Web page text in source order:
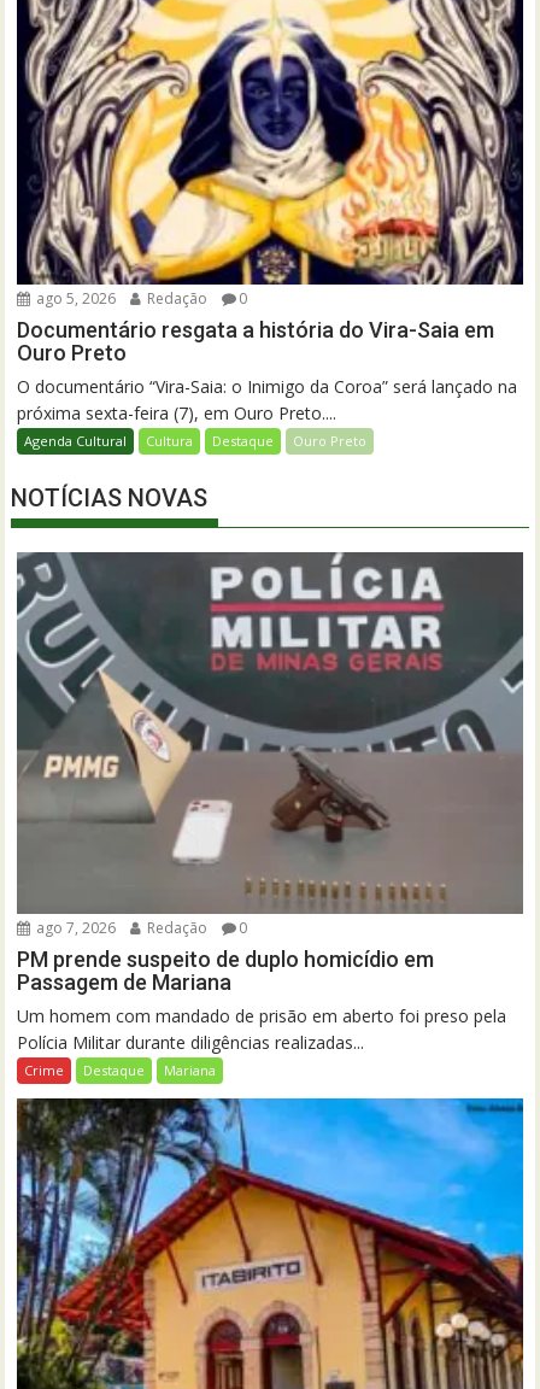
ago 5, 2026 Redação 0
Documentário resgata a história do Vira-Saia em
Ouro Preto
O documentário “Vira-Saia: o Inimigo da Coroa” será lançado na
próxima sexta-feira (7), em Ouro Preto....
Agenda Cultural Cultura Destaque Ouro Preto
NOTÍCIAS NOVAS
ago 7, 2026 Redação 0
PM prende suspeito de duplo homicídio em
Passagem de Mariana
Um homem com mandado de prisão em aberto foi preso pela
Polícia Militar durante diligências realizadas...
Crime Destaque Mariana